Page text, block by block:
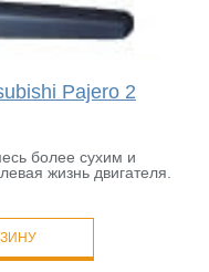
Pajero 2
более сухим и
жизнь двигателя.